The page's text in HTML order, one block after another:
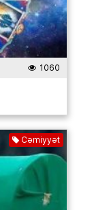
1060
Cəmiyyət